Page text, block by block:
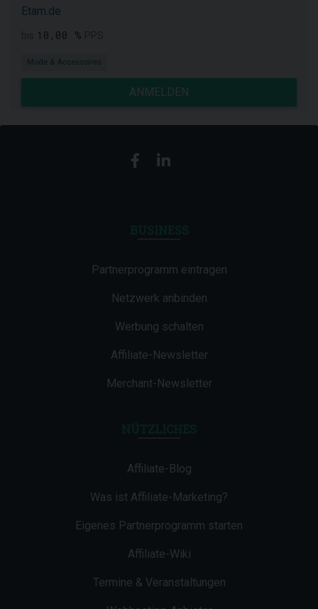
Etam.de
10,00 %
Mode & Accessoires
ANMELDEN
Partnerprogramm eintragen
Netzwerk anbinden
Werbung schalten
Affiliate-Newsletter
Merchant-Newsletter
Affiliate-Blog
Was ist Affiliate-Marketing?
Eigenes Partnerprogramm starten
Affiliate-Wiki
Termine & Veranstaltungen